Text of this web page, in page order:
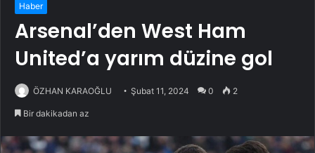
Haber
Arsenal’den West Ham
United’a yarım düzine gol
ÖZHAN KARAOĞLU Şubat 11, 2024 0 2
Bir dakikadan az